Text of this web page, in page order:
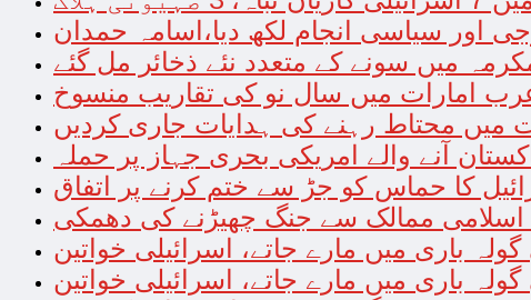
اور سیاسی انجام لکھ دیا،اسامہ حمدان
میں سونے کے متعدد نئے ذخائر مل گئے
امارات میں سال نو کی تقاریب منسوخ
میں محتاط رہنے کی ہدایات جاری کردیں
آنے والے امریکی بحری جہاز پر حملہ
کا حماس کو جڑ سے ختم کرنے پر اتفاق
اسلامی ممالک سے جنگ چھیڑنے کی دھمکی
باری میں مارے جاتے، اسرائیلی خواتین
باری میں مارے جاتے، اسرائیلی خواتین